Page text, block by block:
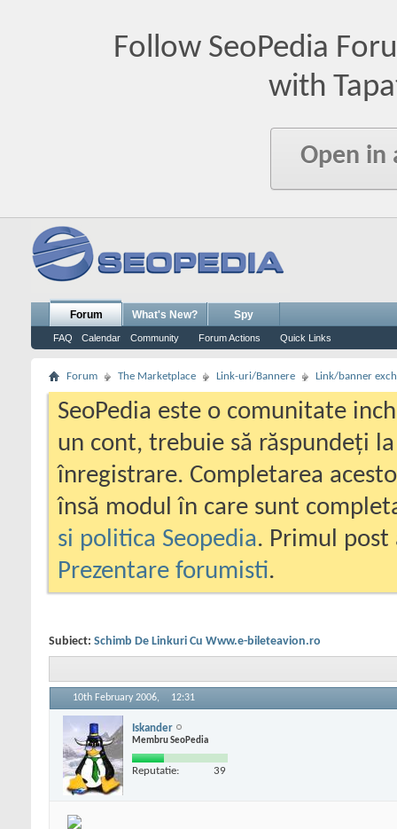
Follow SeoPedia
with
Open in
Forum
FAQ Calendar Community Forum Actions Quick Links
What's New? Spy
Forum The Marketplace Link-uri/Bannere Link/banner
SeoPedia este o comunitate
un cont, trebuie să răspundeți
înregistrare. Completarea
însă modul în care sunt
si politica Seopedia. Primul
Prezentare forumisti.
Subiect: Schimb De Linkuri Cu Www.e-bileteavion.ro
10th February 2006, 12:31
Iskander
Membru SeoPedia
Reputatie: 39